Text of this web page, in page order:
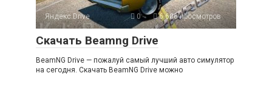
Яндекс.Drive 0 6 606 просмотров
Скачать Beamng Drive
BeamNG Drive — пожалуй самый лучший авто симулятор
на сегодня. Скачать BeamNG Drive можно